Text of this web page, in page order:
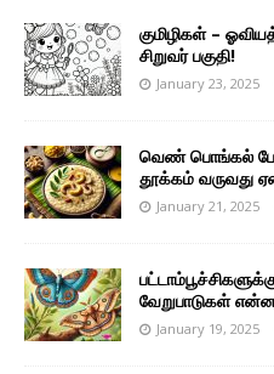
குமிழிகள் –
சிறுவர் பகுதி!
January 23, 2025
வெண் பொங்கல்
தூக்கம் வருவது
January 21, 2025
வேறுபாடுகள்
January 19, 2025